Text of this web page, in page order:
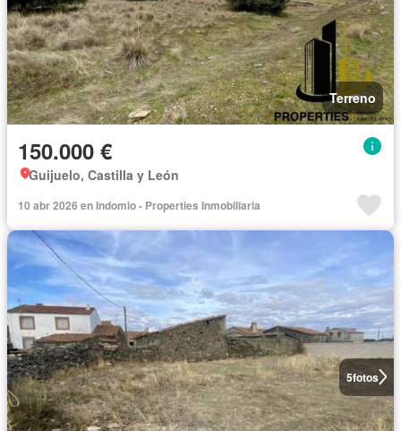
Terreno
150.000 €
Guijuelo, Castilla y León
10 abr 2026 en Indomio - Properties Inmobiliaria
5fotos